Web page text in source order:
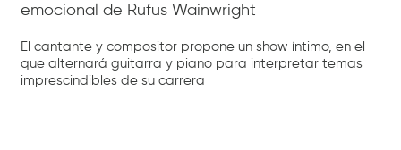
emocional de Rufus Wainwright
El cantante y compositor propone un show íntimo, en el
que alternará guitarra y piano para interpretar temas
imprescindibles de su carrera